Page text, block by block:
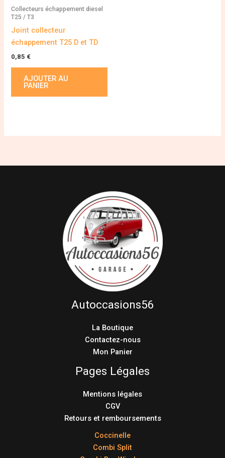
Collecteurs échappement diesel
T25 / T3
Joint collecteur
échappement T25 D et TD
0,85 €
AJOUTER AU
PANIER
Autoccasions56
La Boutique
Contactez-nous
Mon Panier
Pages Légales
Mentions légales
CGV
Retours et remboursements
Coccinelle
Combi Split